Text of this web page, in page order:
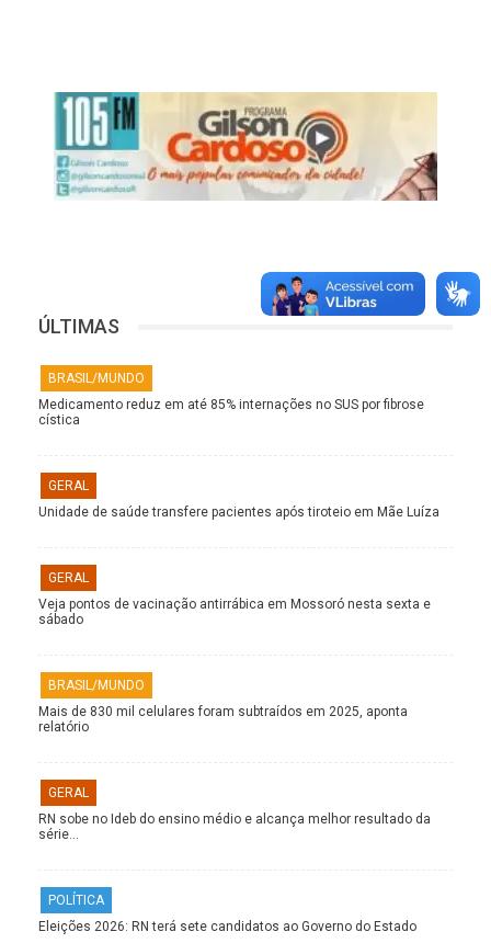
ÚLTIMAS
BRASIL/MUNDO
Medicamento reduz em até 85% internações no SUS por fibrose
cística
GERAL
Unidade de saúde transfere pacientes após tiroteio em Mãe Luíza
GERAL
Veja pontos de vacinação antirrábica em Mossoró nesta sexta e
sábado
BRASIL/MUNDO
Mais de 830 mil celulares foram subtraídos em 2025, aponta
relatório
GERAL
RN sobe no Ideb do ensino médio e alcança melhor resultado da
série…
POLÍTICA
Eleições 2026: RN terá sete candidatos ao Governo do Estado